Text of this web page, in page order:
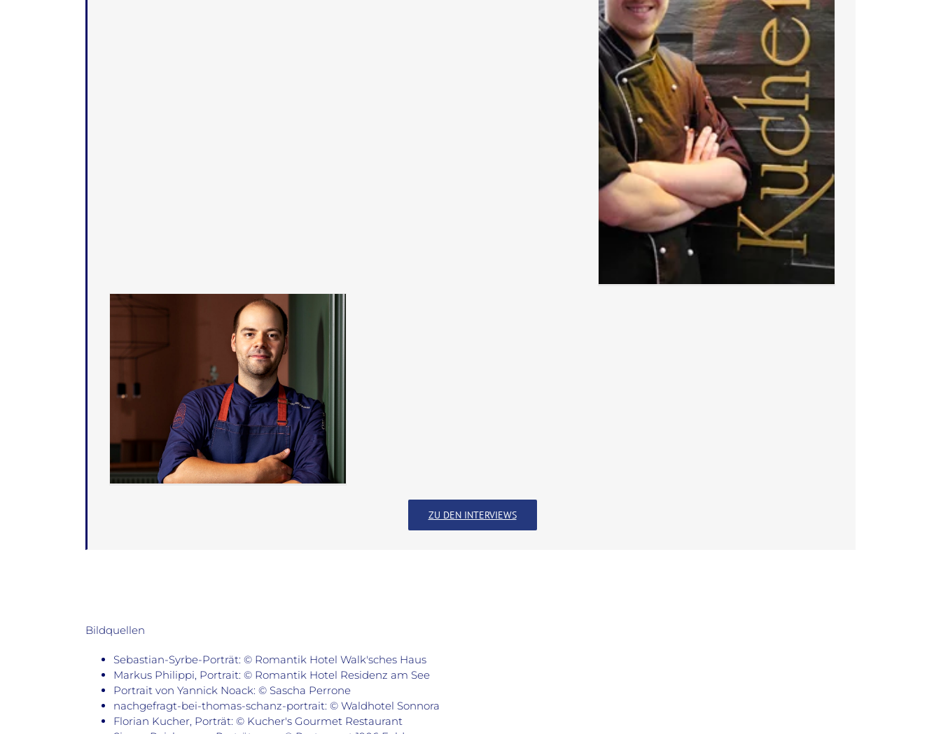
ZU DEN INTERVIEWS
Bildquellen
Sebastian-Syrbe-Porträt: © Romantik Hotel Walk'sches Haus
Markus Philippi, Portrait: © Romantik Hotel Residenz am See
Portrait von Yannick Noack: © Sascha Perrone
nachgefragt-bei-thomas-schanz-portrait: © Waldhotel Sonnora
Florian Kucher, Porträt: © Kucher's Gourmet Restaurant